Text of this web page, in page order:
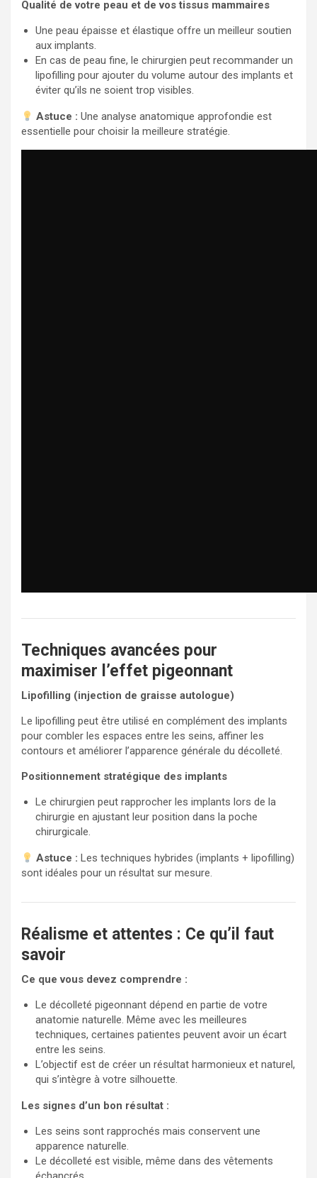
Qualité de votre peau et de vos tissus mammaires
Une peau épaisse et élastique offre un meilleur soutien
aux implants.
En cas de peau fine, le chirurgien peut recommander un
lipofilling pour ajouter du volume autour des implants et
éviter qu’ils ne soient trop visibles.
Astuce : Une analyse anatomique approfondie est
essentielle pour choisir la meilleure stratégie.
Techniques avancées pour
maximiser l’effet pigeonnant
Lipofilling (injection de graisse autologue)
Le lipofilling peut être utilisé en complément des implants
pour combler les espaces entre les seins, affiner les
contours et améliorer l’apparence générale du décolleté.
Positionnement stratégique des implants
Le chirurgien peut rapprocher les implants lors de la
chirurgie en ajustant leur position dans la poche
chirurgicale.
Astuce : Les techniques hybrides (implants + lipofilling)
sont idéales pour un résultat sur mesure.
Réalisme et attentes : Ce qu’il faut
savoir
Ce que vous devez comprendre :
Le décolleté pigeonnant dépend en partie de votre
anatomie naturelle. Même avec les meilleures
techniques, certaines patientes peuvent avoir un écart
entre les seins.
L’objectif est de créer un résultat harmonieux et naturel,
qui s’intègre à votre silhouette.
Les signes d’un bon résultat :
Les seins sont rapprochés mais conservent une
apparence naturelle.
Le décolleté est visible, même dans des vêtements